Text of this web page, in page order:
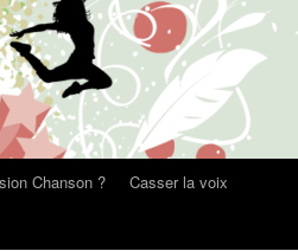
Chanson ?
Casser la voix